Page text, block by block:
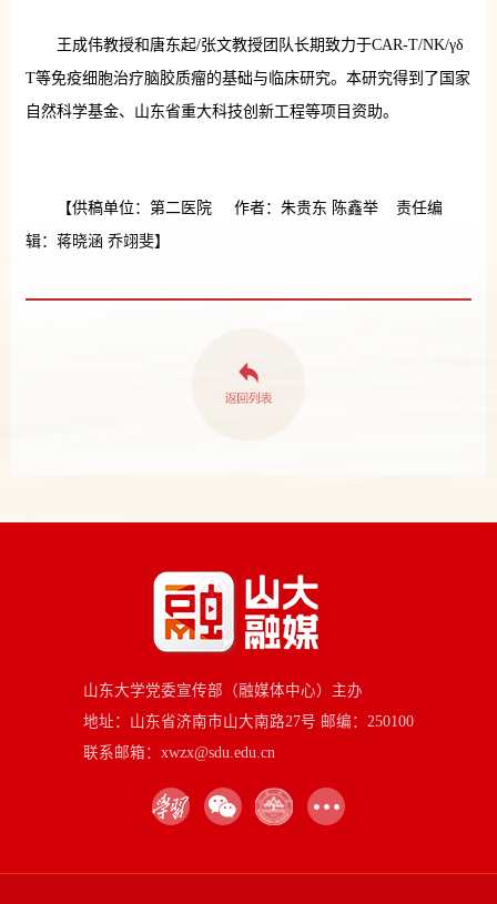
王成伟教授和唐东起/张文教授团队长期致力于CAR-T/NK/γδ
T等免疫细胞治疗脑胶质瘤的基础与临床研究。本研究得到了国家
自然科学基金、山东省重大科技创新工程等项目资助。
【供稿单位：第二医院 作者：朱贵东 陈鑫举 责任编
辑：蒋晓涵 乔翊斐】
山东大学党委宣传部（融媒体中心）主办
地址：山东省济南市山大南路27号 邮编：250100
联系邮箱：xwzx@sdu.edu.cn